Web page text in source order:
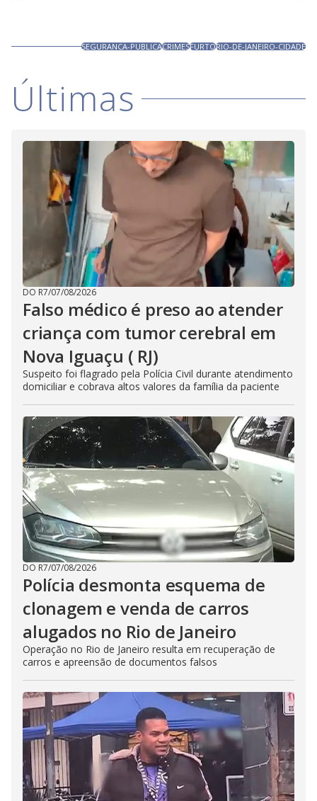
SEGURANCA-PUBLICACRIMESFURTORIO-DE-JANEIRO-CIDADE
Últimas
DO R7/07/08/2026
Falso médico é preso ao atender
criança com tumor cerebral em
Nova Iguaçu ( RJ)
Suspeito foi flagrado pela Polícia Civil durante atendimento
domiciliar e cobrava altos valores da família da paciente
DO R7/07/08/2026
Polícia desmonta esquema de
clonagem e venda de carros
alugados no Rio de Janeiro
Operação no Rio de Janeiro resulta em recuperação de
carros e apreensão de documentos falsos